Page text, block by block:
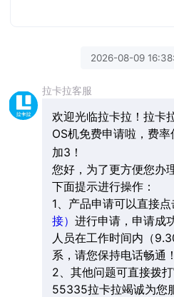
2026-08-09
拉卡拉客服
欢迎光临拉卡拉！拉卡
OS机免费申请啦，费
加3！
您好，为了更方便您办
下面提示进行操作：
1、产品申请可以直接点
接） 进行申请，申请成
人员在工作时间内（
系，请您保持电话畅通！
2、其他问题可直接拨
55335拉卡拉竭诚为您